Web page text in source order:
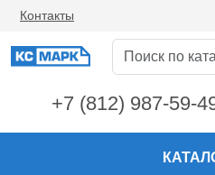
Контакты
+7 (812) 987-59-